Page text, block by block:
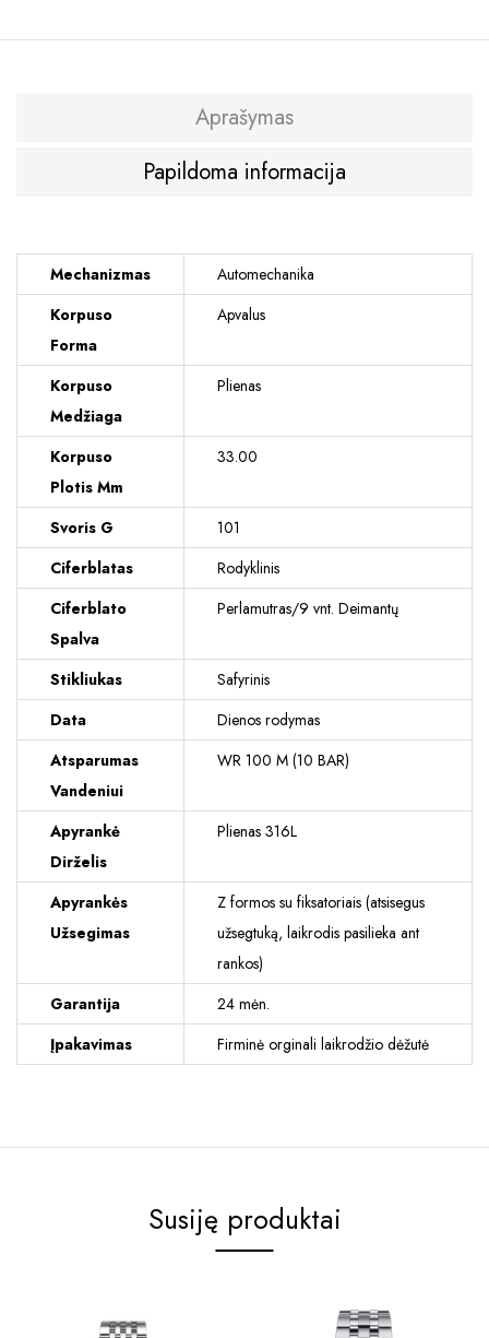
Aprašymas
Papildoma informacija
Mechanizmas
Automechanika
Korpuso
Forma
Apvalus
Korpuso
Medžiaga
Plienas
Korpuso
Plotis Mm
33.00
Svoris G
101
Ciferblatas
Rodyklinis
Ciferblato
Spalva
Perlamutras/9 vnt. Deimantų
Stikliukas
Safyrinis
Data
Dienos rodymas
Atsparumas
Vandeniui
WR 100 M (10 BAR)
Apyrankė
Dirželis
Plienas 316L
Apyrankės
Užsegimas
Z formos su fiksatoriais (atsisegus
užsegtuką, laikrodis pasilieka ant
rankos)
Garantija
24 mėn.
Įpakavimas
Firminė orginali laikrodžio dėžutė
Susiję produktai